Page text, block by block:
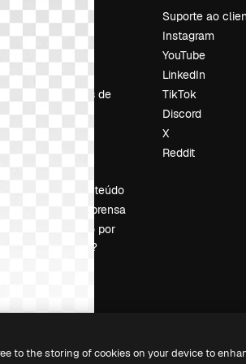
Sobre nós
Emprego
Tendências de
pesquisa
Vender conteúdo
Sala de imprensa
Procurando por
magnific.ai?
Suporte ao
Instagram
YouTube
LinkedIn
TikTok
Discord
X
Reddit
to the storing of cookies on your device to